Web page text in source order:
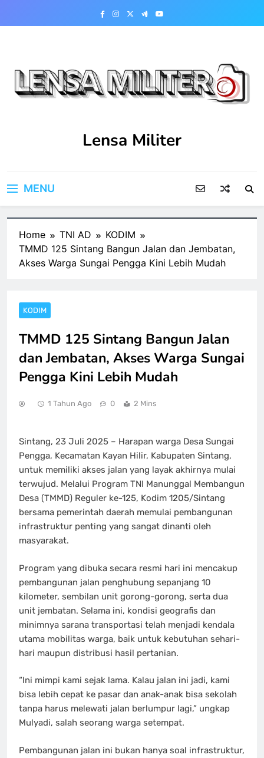
Lensa Militer
MENU
Home TNI AD
KODIM
TMMD 125 Sintang Bangun Jalan dan Jembatan,
Akses Warga Sungai Pengga Kini Lebih Mudah
KODIM
TMMD 125 Sintang Bangun Jalan
dan Jembatan, Akses Warga Sungai
Pengga Kini Lebih Mudah
1 Tahun Ago 0 2 Mins
Sintang, 23 Juli 2025 – Harapan warga Desa Sungai
Pengga, Kecamatan Kayan Hilir, Kabupaten Sintang,
untuk memiliki akses jalan yang layak akhirnya mulai
terwujud. Melalui Program TNI Manunggal Membangun
Desa (TMMD) Reguler ke-125, Kodim 1205/Sintang
bersama pemerintah daerah memulai pembangunan
infrastruktur penting yang sangat dinanti oleh
masyarakat.
Program yang dibuka secara resmi hari ini mencakup
pembangunan jalan penghubung sepanjang 10
kilometer, sembilan unit gorong-gorong, serta dua
unit jembatan. Selama ini, kondisi geografis dan
minimnya sarana transportasi telah menjadi kendala
utama mobilitas warga, baik untuk kebutuhan sehari-
hari maupun distribusi hasil pertanian.
“Ini mimpi kami sejak lama. Kalau jalan ini jadi, kami
bisa lebih cepat ke pasar dan anak-anak bisa sekolah
tanpa harus melewati jalan berlumpur lagi,” ungkap
Mulyadi, salah seorang warga setempat.
Pembangunan jalan ini bukan hanya soal infrastruktur,